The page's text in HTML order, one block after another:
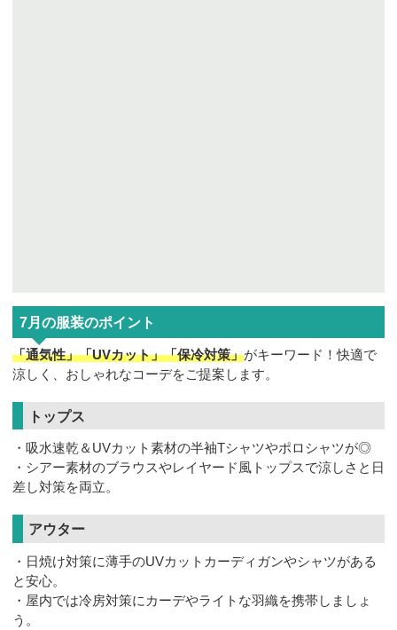
7月の服装のポイント
「通気性」「UVカット」「保冷対策」がキーワード！快適で
涼しく、おしゃれなコーデをご提案します。
トップス
・吸水速乾＆UVカット素材の半袖Tシャツやポロシャツが◎
・シアー素材のブラウスやレイヤード風トップスで涼しさと日
差し対策を両立。
アウター
・日焼け対策に薄手のUVカットカーディガンやシャツがある
と安心。
・屋内では冷房対策にカーデやライトな羽織を携帯しましょ
う。